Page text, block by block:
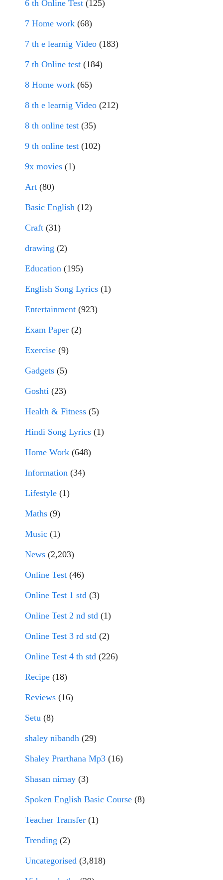
6 th Online Test (125)
7 Home work (68)
7 th e learnig Video (183)
7 th Online test (184)
8 Home work (65)
8 th e learnig Video (212)
8 th online test (35)
9 th online test (102)
9x movies (1)
Art (80)
Basic English (12)
Craft (31)
drawing (2)
Education (195)
English Song Lyrics (1)
Entertainment (923)
Exam Paper (2)
Exercise (9)
Gadgets (5)
Goshti (23)
Health & Fitness (5)
Hindi Song Lyrics (1)
Home Work (648)
Information (34)
Lifestyle (1)
Maths (9)
Music (1)
News (2,203)
Online Test (46)
Online Test 1 std (3)
Online Test 2 nd std (1)
Online Test 3 rd std (2)
Online Test 4 th std (226)
Recipe (18)
Reviews (16)
Setu (8)
shaley nibandh (29)
Shaley Prarthana Mp3 (16)
Shasan nirnay (3)
Spoken English Basic Course (8)
Teacher Transfer (1)
Trending (2)
Uncategorised (3,818)